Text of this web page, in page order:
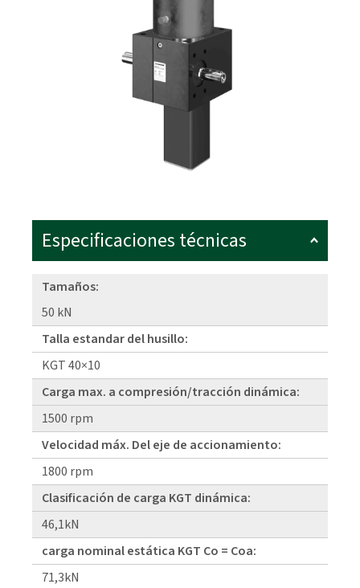
Especificaciones técnicas
Tamaños:
50 kN
Talla estandar del husillo:
KGT 40×10
Carga max. a compresión/tracción dinámica:
1500 rpm
Velocidad máx. Del eje de accionamiento:
1800 rpm
Clasificación de carga KGT dinámica:
46,1kN
carga nominal estática KGT Co = Coa:
71,3kN